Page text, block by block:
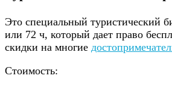
Это специальный туристический
или 72 ч, который дает право
скидки на многие
Стоимость: